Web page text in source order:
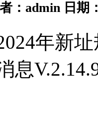
：admin 日期
年新址
息